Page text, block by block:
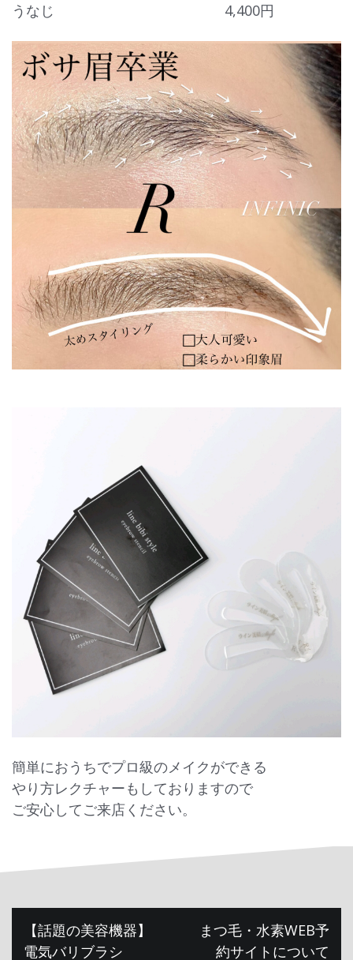
うなじ 4,400円
簡単におうちでプロ級のメイクができる
やり方レクチャーもしておりますので
ご安心してご来店ください。
投
稿【話題の美容機器】
電気バリブラシ
まつ毛・水素WEB予
約サイトについて